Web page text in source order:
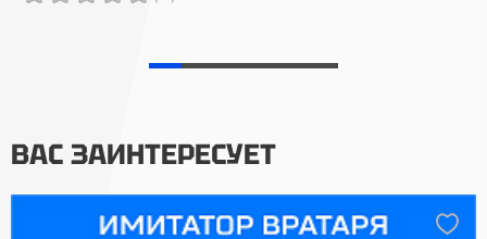
ВАС ЗАИНТЕРЕСУЕТ